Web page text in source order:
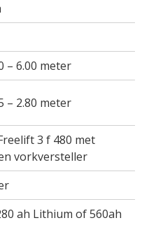
– 6.00 meter
– 2.80 meter
3 f 480 met
vorkversteller
ah Lithium of 560ah